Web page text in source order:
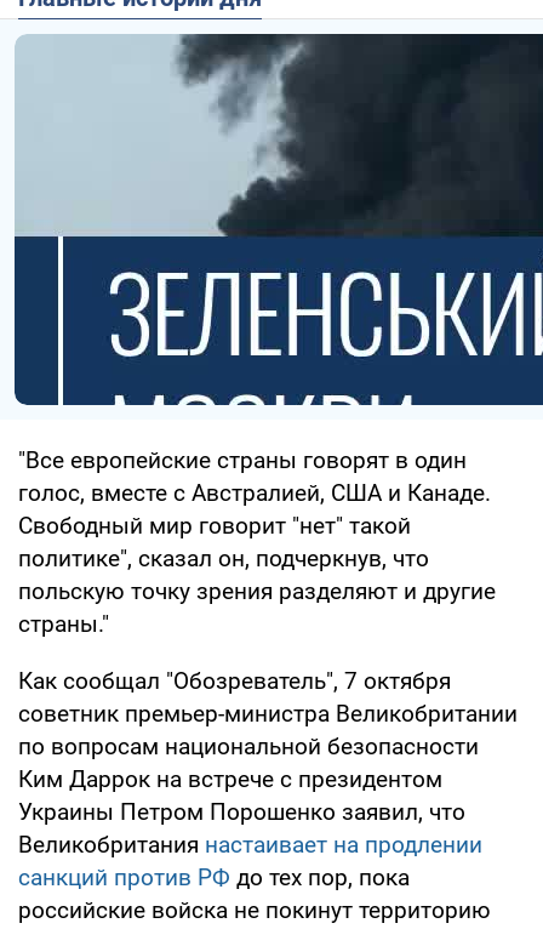
"Все европейские страны говорят в один
голос, вместе с Австралией, США и Канаде.
Свободный мир говорит "нет" такой
политике", сказал он, подчеркнув, что
польскую точку зрения разделяют и другие
страны."
Как сообщал "Обозреватель", 7 октября
советник премьер-министра Великобритании
по вопросам национальной безопасности
Ким Даррок на встрече с президентом
Украины Петром Порошенко заявил, что
Великобритания настаивает на продлении
санкций против РФ до тех пор, пока
российские войска не покинут территорию